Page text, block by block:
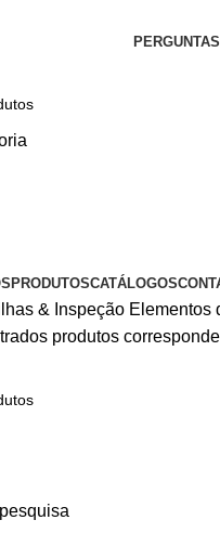
PRODUTOSCATÁLOGOS
& Inspeção Elementos
produtos